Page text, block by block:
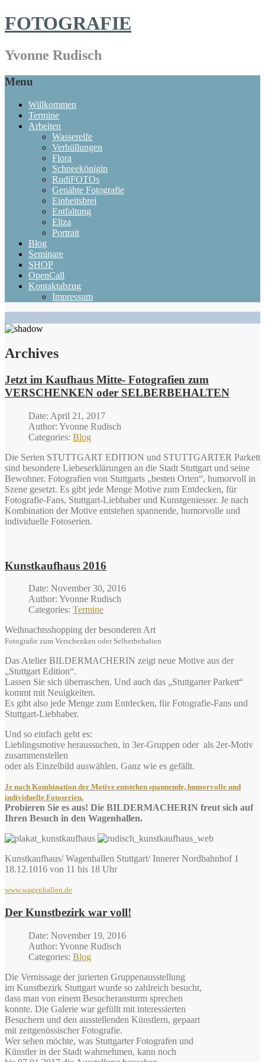
FOTOGRAFIE
Yvonne Rudisch
Menu
Willkommen
Termine
Arbeiten
Wasserelfe
Verhüllungen
Flora
Schneekönigin
RudiFOTOs
Genähte Fotografie
Einheitsbrei
Entfaltung
Eliza
Portrait
Blog
Seminare
SHOP
OpenCall
Kontaktabzug
Impressum
Archives
Jetzt im Kaufhaus Mitte- Fotografien zum
VERSCHENKEN oder SELBERBEHALTEN
Date: April 21, 2017
Author: Yvonne Rudisch
Categories: Blog
Die Serien STUTTGART EDITION und STUTTGARTER Parkett
sind besondere Liebeserklärungen an die Stadt Stuttgart und seine
Bewohner. Fotografien von Stuttgarts „besten Orten“, humorvoll in
Szene gesetzt. Es gibt jede Menge Motive zum Entdecken, für
Fotografie-Fans, Stuttgart-Liebhaber und Kunstgeniesser. Je nach
Kombination der Motive entstehen spannende, humorvolle und
individuelle Fotoserien.
Kunstkaufhaus 2016
Date: November 30, 2016
Author: Yvonne Rudisch
Categories: Termine
Weihnachtsshopping der besonderen Art
Fotografie zum Verschenken oder Selberbehalten
Das Atelier BILDERMACHERIN zeigt neue Motive aus der
„Stuttgart Edition“.
Lassen Sie sich überraschen. Und auch das „Stuttgarter Parkett“
kommt mit Neuigkeiten.
Es gibt also jede Menge zum Entdecken, für Fotografie-Fans und
Stuttgart-Liebhaber.
Und so einfach geht es:
Lieblingsmotive heraussuchen, in 3er-Gruppen oder als 2er-Motiv
zusammenstellen
oder als Einzelbild auswählen. Ganz wie es gefällt.
Je nach Kombination der Motive entstehen spannende, humorvolle und
individuelle Fotoserien.
Probieren Sie es aus! Die BILDERMACHERIN freut sich auf
Ihren Besuch in den Wagenhallen.
Kunstkaufhaus/ Wagenhallen Stuttgart/ Innerer Nordbahnhof 1
18.12.1016 von 11 bis 18 Uhr
www.wagenhallen.de
Der Kunstbezirk war voll!
Date: November 19, 2016
Author: Yvonne Rudisch
Categories: Blog
Die Vernissage der jurierten Gruppenausstellung
im Kunstbezirk Stuttgart wurde so zahlreich besucht,
dass man von einem Besucheransturm sprechen
konnte. Die Galerie war gefüllt mit interessierten
Besuchern und den ausstellenden Künstlern, gepaart
mit zeitgenössischer Fotografie.
Wer sehen möchte, was Stuttgarter Fotografen und
Künstler in der Stadt wahrnehmen, kann noch